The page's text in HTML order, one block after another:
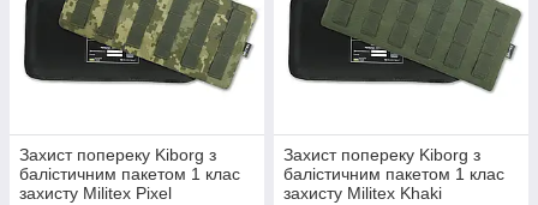
Захист попереку Kiborg з
балістичним пакетом 1 клас
захисту Militex Pixel
Захист попереку Kiborg з
балістичним пакетом 1 клас
захисту Militex Khaki